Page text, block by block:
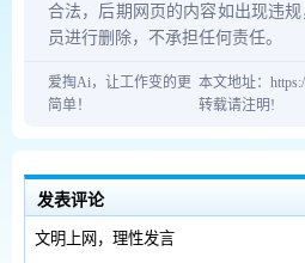
合法，后期网页的内容如出现违
员进行删除，不承担任何责任。
爱掏Ai，让工作变的更
简单！
本文地址：
转载请注明!
发表评论